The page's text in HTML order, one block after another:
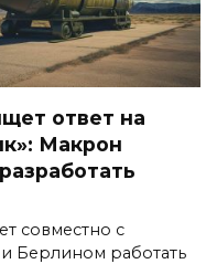
ответ на
Макрон
совместно с
Берлином работать